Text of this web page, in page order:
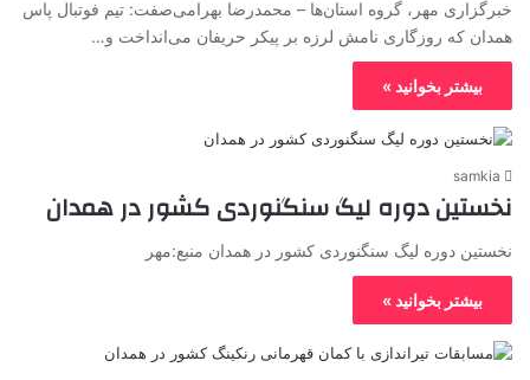
خبرگزاری مهر، گروه استان‌ها – محمدرضا بهرامی‌صفت: تیم فوتبال پاس
همدان که روزگاری نامش لرزه بر پیکر حریفان می‌انداخت و…
بیشتر بخوانید »
samkia
نخستین دوره لیگ سنگنوردی کشور در همدان
نخستین دوره لیگ سنگنوردی کشور در همدان منبع:مهر
بیشتر بخوانید »